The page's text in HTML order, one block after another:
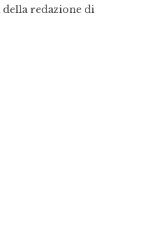
redazione di